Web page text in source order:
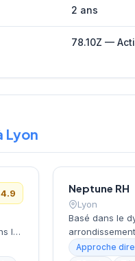
2 ans
78.10Z —
Lyon
4.9
le
Neptune RH
Lyon
Basé dans le
entre Part-
Approche